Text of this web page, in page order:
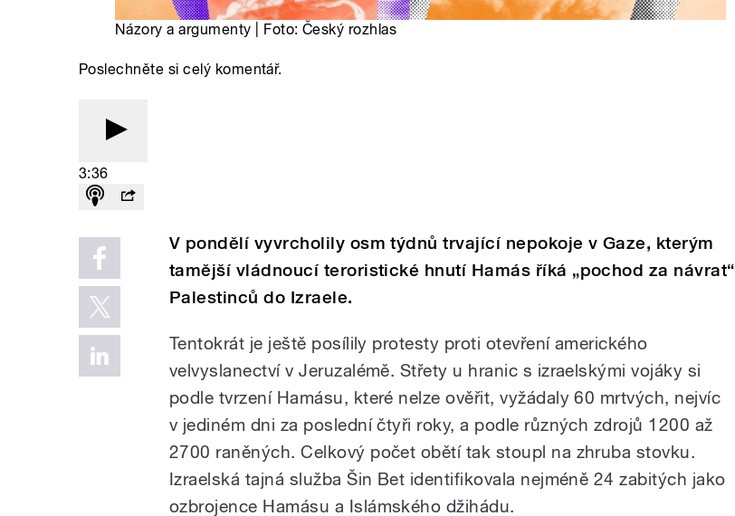
Názory a argumenty | Foto: Český rozhlas
Poslechněte si celý komentář.
3:36
V pondělí vyvrcholily osm týdnů trvající nepokoje v Gaze, kterým
tamější vládnoucí teroristické hnutí Hamás říká „pochod za návrat“
Palestinců do Izraele.
Tentokrát je ještě posílily protesty proti otevření amerického
velvyslanectví v Jeruzalémě. Střety u hranic s izraelskými vojáky si
podle tvrzení Hamásu, které nelze ověřit, vyžádaly 60 mrtvých, nejvíc
v jediném dni za poslední čtyři roky, a podle různých zdrojů 1200 až
2700 raněných. Celkový počet obětí tak stoupl na zhruba stovku.
Izraelská tajná služba Šin Bet identifikovala nejméně 24 zabitých jako
ozbrojence Hamásu a Islámského džihádu.